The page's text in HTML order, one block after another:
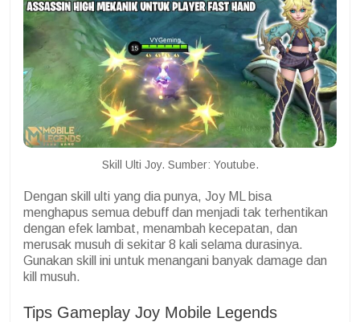
Skill Ulti Joy. Sumber: Youtube.
Dengan skill ulti yang dia punya, Joy ML bisa
menghapus semua debuff dan menjadi tak terhentikan
dengan efek lambat, menambah kecepatan, dan
merusak musuh di sekitar 8 kali selama durasinya.
Gunakan skill ini untuk menangani banyak damage dan
kill musuh.
Tips Gameplay Joy Mobile Legends